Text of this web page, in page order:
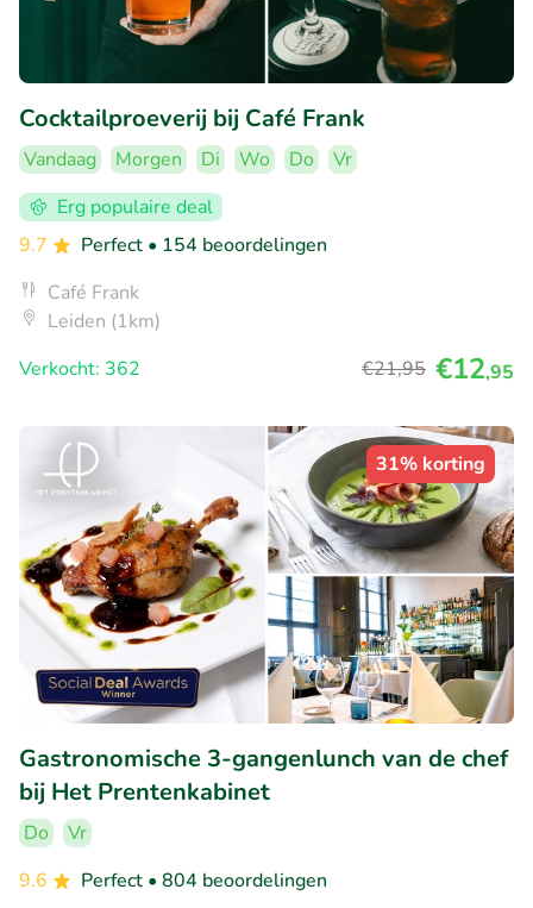
Cocktailproeverij bij Café Frank
Vandaag Morgen Di Wo Do
Vr
Erg populaire deal
9.7
Perfect • 154 beoordelingen
Café Frank
Leiden (1km)
Verkocht: 362
€21,95 €12,95
31% korting
Gastronomische 3-gangenlunch van de chef
bij Het Prentenkabinet
Do
Vr
9.6
Perfect • 804 beoordelingen